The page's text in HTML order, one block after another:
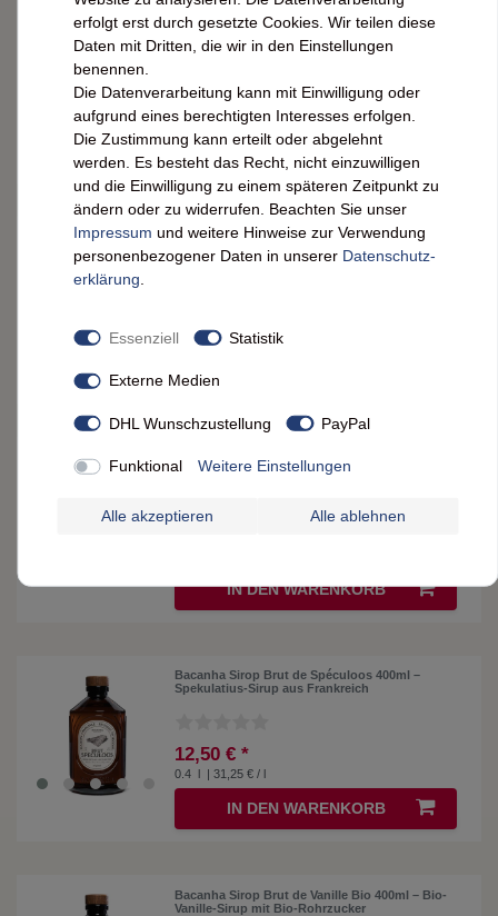
Bacanha Sirop Brut de Poire Bio 400ml – Bio-
Birnen-Sirup mit Bio-Rohrzucker
12,50 € *
0.4 l | 31,25 € / l
IN DEN WARENKORB
Bacanha Sirop Brut de Réglisse Bio 400ml –
Bio-Lakritzsirup mit Bio-Rohrzucker
0.4 l | 31,25 € / l
Bio-Rosmarin-Sirup mit Bio-Rohrzucker
IN DEN WARENKORB
Bacanha Sirop Brut de Spéculoos 400ml –
Spekulatius-Sirup aus Frankreich
12,50 € *
0.4 l | 31,25 € / l
IN DEN WARENKORB
Bacanha Sirop Brut de Vanille Bio 400ml – Bio-
Vanille-Sirup mit Bio-Rohrzucker
erfolgt erst durch gesetzte Cookies. Wir teilen diese
Daten mit Dritten, die wir in den Einstellungen
benennen.
Die Datenverarbeitung kann mit Einwilligung oder
aufgrund eines berechtigten Interesses erfolgen.
Die Zustimmung kann erteilt oder abgelehnt
werden. Es besteht das Recht, nicht einzuwilligen
und die Einwilligung zu einem späteren Zeitpunkt zu
ändern oder zu widerrufen. Beachten Sie unser
Impressum und weitere Hinweise zur Verwendung
personenbezogener Daten in unserer Daten­schutz­
erklärung
Essenziell Statistik
Externe Medien
DHL Wunschzustellung PayPal
Funktional Weitere Einstellungen
Alle akzeptieren Alle ablehnen